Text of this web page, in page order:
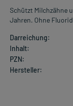
Schützt Milchzähne
Jahren. Ohne
Darreichung:
Inhalt:
PZN:
Hersteller: